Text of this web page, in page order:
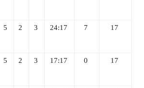
5 2 3 24:17 7 17
5 2 3 17:17 0 17